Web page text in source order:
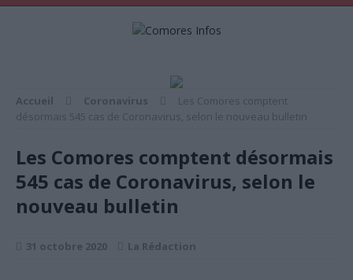
Accueil Coronavirus
Les Comores comptent
désormais 545 cas de Coronavirus, selon le nouveau bulletin
Les Comores comptent désormais
545 cas de Coronavirus, selon le
nouveau bulletin
31 octobre 2020 La Rédaction